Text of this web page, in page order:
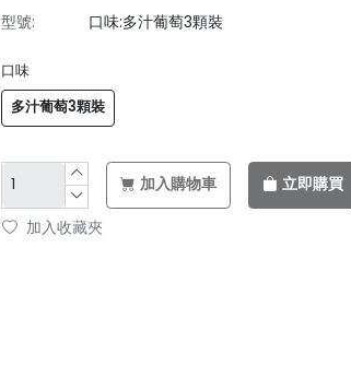
型號:
口味:多汁葡萄3顆裝
口味
多汁葡萄3顆裝
加入購物車 立即購買
加入收藏夾